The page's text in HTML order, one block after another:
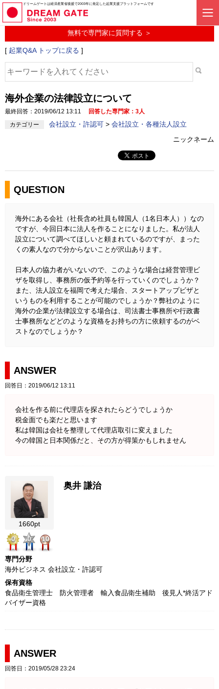
ドリームゲートは経済産業省後援で2003年に発足した起業支援プラットフォームです
起業に関するみんなの質問投稿サービス
起業Q&A
無料で専門家に質問する ＞
[ 起業Q&A トップに戻る ]
海外企業の法律設立について
最終回答：2019/06/12 13:11
回答した専門家：3人
カテゴリー
会社設立・許認可 > 会社設立・各種法人設立
ニックネーム
QUESTION
海外にある会社（社長含め社員も韓国人（1名日本人））なの
ですが、今回日本に法人を作ることになりました。私が法人
設立について調べてほしいと頼まれているのですが、まった
くの素人なので分からないことが沢山あります。
日本人の協力者がいないので、このような場合は経営管理ビ
ザを取得し、事務所の仮予約等を行っていくのでしょうか？
また、法人設立を福岡で考えた場合、スタートアップビザと
いうものを利用することが可能のでしょうか？弊社のように
海外の企業が法律設立する場合は、司法書士事務所や行政書
士事務所などどのような資格をお持ちの方に依頼するのがベ
ストなのでしょうか？
ANSWER
回答日：2019/06/12 13:11
会社を作る前に代理店を探されたらどうでしょうか
税金面でも楽だと思います
私は韓国は会社を整理して代理店取引に変えました
今の韓国と日本関係だと、その方が得策かもしれません
1660pt
0
0 10
奥井 謙治
専門分野
海外ビジネス 会社設立・許認可
保有資格
食品衛生管理士 防火管理者 輸入食品衛生補助 後見人*終活アド
バイザー資格
ANSWER
回答日：2019/05/28 23:24